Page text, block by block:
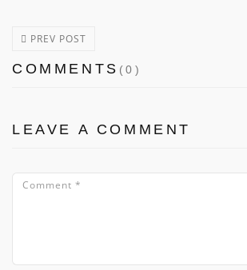
PREV POST
COMMENTS (0)
LEAVE A COMMENT